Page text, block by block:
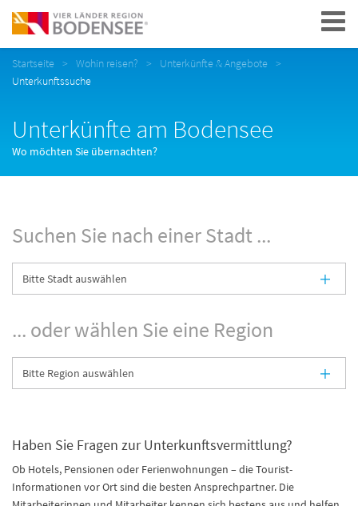
Navigation
Startseite Wohin reisen?
Unterkünfte & Angebote
Unterkunftssuche
Unterkünfte am Bodensee
Wo möchten Sie übernachten?
Suchen Sie nach einer Stadt ...
... oder wählen Sie eine Region
Haben Sie Fragen zur Unterkunftsvermittlung?
Ob Hotels, Pensionen oder Ferienwohnungen – die Tourist-
Informationen vor Ort sind die besten Ansprechpartner. Die